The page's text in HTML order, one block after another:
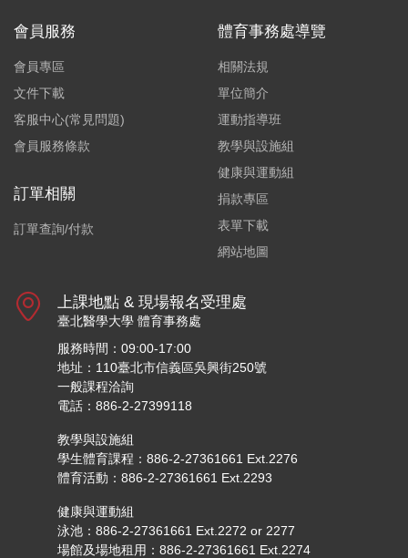
會員服務
會員專區
文件下載
客服中心(常見問題)
會員服務條款
訂單相關
訂單查詢/付款
體育事務處導覽
相關法規
單位簡介
運動指導班
教學與設施組
健康與運動組
捐款專區
表單下載
網站地圖
上課地點 & 現場報名受理處
臺北醫學大學 體育事務處
服務時間：09:00-17:00
地址：110臺北市信義區吳興街250號
一般課程洽詢
電話：886-2-27399118
教學與設施組
學生體育課程：886-2-27361661 Ext.2276
體育活動：886-2-27361661 Ext.2293
健康與運動組
泳池：886-2-27361661 Ext.2272 or 2277
場館及場地租用：886-2-27361661 Ext.2274